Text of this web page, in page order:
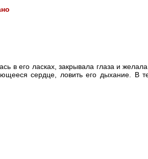
в его ласках, закрывала глаза и
сердце, ловить его дыхание. В